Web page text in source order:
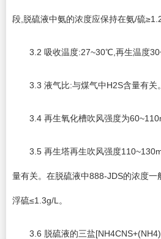
段,脱硫液中氨的浓度应保持在氨/硫≥1.2
3.2 吸收温度:27~30℃,再生温度
3.3 液气比:与煤气中H2S含量有关
3.4 再生氧化槽吹风强度为
3.5 再生塔再生吹风强度
量有关。在脱硫液中888-JDS的浓度
浮硫≤1.3g/L。
3.6 脱硫液的三盐